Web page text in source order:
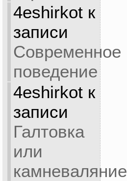
4eshirkotк
записи
Современное
поведение
4eshirkotк
записи
Галтовка
или
камневаляние